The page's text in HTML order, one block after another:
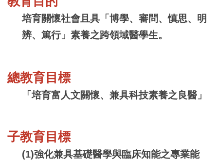
教育目的
組織架構
系學生專業能力
教育專業素養
培育關懷社會且具「博學、審問、慎思、明
辨、篤行」素養之跨領域醫學生。
總教育目標
「培育富人文關懷、兼具科技素養之良醫」
子教育目標
(1)強化兼具基礎醫學與臨床知能之專業能